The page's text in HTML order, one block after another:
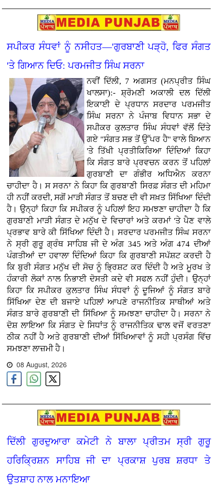
ਸਪੀਕਰ ਸੰਧਵਾਂ ਨੂੰ ਨਸੀਹਤ—'ਗੁਰਬਾਣੀ ਪੜ੍ਹੋ, ਫਿਰ ਸੰਗਤ
'ਤੇ ਗਿਆਨ ਦਿਓ: ਪਰਮਜੀਤ ਸਿੰਘ ਸਰਨਾ
ਨਵੀਂ ਦਿੱਲੀ, 7 ਅਗਸਤ (ਮਨਪ੍ਰੀਤ ਸਿੰਘ
ਖਾਲਸਾ):- ਸ਼੍ਰੋਮਣੀ ਅਕਾਲੀ ਦਲ ਦਿੱਲੀ
ਇਕਾਈ ਦੇ ਪ੍ਰਧਾਨ ਸਰਦਾਰ ਪਰਮਜੀਤ
ਸਿੰਘ ਸਰਨਾ ਨੇ ਪੰਜਾਬ ਵਿਧਾਨ ਸਭਾ ਦੇ
ਸਪੀਕਰ ਕੁਲਤਾਰ ਸਿੰਘ ਸੰਧਵਾਂ ਵੱਲੋਂ ਦਿੱਤੇ
ਗਏ "ਸੰਗਤ ਸਭ ਤੋਂ ਉੱਪਰ ਹੈ" ਵਾਲੇ ਬਿਆਨ
'ਤੇ ਤਿੱਖੀ ਪ੍ਰਤੀਕਿਰਿਆ ਦਿੰਦਿਆਂ ਕਿਹਾ
ਕਿ ਸੰਗਤ ਬਾਰੇ ਪ੍ਰਵਚਨ ਕਰਨ ਤੋਂ ਪਹਿਲਾਂ
ਗੁਰਬਾਣੀ ਦਾ ਗੰਭੀਰ ਅਧਿਐਨ ਕਰਨਾ
ਚਾਹੀਦਾ ਹੈ। ਸ ਸਰਨਾ ਨੇ ਕਿਹਾ ਕਿ ਗੁਰਬਾਣੀ ਸਿਰਫ਼ ਸੰਗਤ ਦੀ ਮਹਿਮਾ
ਹੀ ਨਹੀਂ ਕਰਦੀ, ਸਗੋਂ ਮਾੜੀ ਸੰਗਤ ਤੋਂ ਬਚਣ ਦੀ ਵੀ ਸਖ਼ਤ ਸਿੱਖਿਆ ਦਿੰਦੀ
ਹੈ। ਉਨ੍ਹਾਂ ਕਿਹਾ ਕਿ ਸਪੀਕਰ ਨੂੰ ਪਹਿਲਾਂ ਇਹ ਸਮਝਣਾ ਚਾਹੀਦਾ ਹੈ ਕਿ
ਗੁਰਬਾਣੀ ਮਾੜੀ ਸੰਗਤ ਦੇ ਮਨੁੱਖ ਦੇ ਵਿਚਾਰਾਂ ਅਤੇ ਕਰਮਾਂ 'ਤੇ ਪੈਣ ਵਾਲੇ
ਪ੍ਰਭਾਵ ਬਾਰੇ ਕੀ ਸਿੱਖਿਆ ਦਿੰਦੀ ਹੈ। ਸਰਦਾਰ ਪਰਮਜੀਤ ਸਿੰਘ ਸਰਨਾ
ਨੇ ਸ੍ਰੀ ਗੁਰੂ ਗ੍ਰੰਥ ਸਾਹਿਬ ਜੀ ਦੇ ਅੰਗ 345 ਅਤੇ ਅੰਗ 474 ਦੀਆਂ
ਪੰਗਤੀਆਂ ਦਾ ਹਵਾਲਾ ਦਿੰਦਿਆਂ ਕਿਹਾ ਕਿ ਗੁਰਬਾਣੀ ਸਪੱਸ਼ਟ ਕਰਦੀ ਹੈ
ਕਿ ਬੁਰੀ ਸੰਗਤ ਮਨੁੱਖ ਦੀ ਸੋਚ ਨੂੰ ਭ੍ਰਿਸ਼ਟ ਕਰ ਦਿੰਦੀ ਹੈ ਅਤੇ ਮੂਰਖ ਤੇ
ਹੰਕਾਰੀ ਲੋਕਾਂ ਨਾਲ ਨਿਭਾਈ ਦੋਸਤੀ ਕਦੇ ਵੀ ਸਫਲ ਨਹੀਂ ਹੁੰਦੀ। ਉਨ੍ਹਾਂ
ਕਿਹਾ ਕਿ ਸਪੀਕਰ ਕੁਲਤਾਰ ਸਿੰਘ ਸੰਧਵਾਂ ਨੂੰ ਦੂਜਿਆਂ ਨੂੰ ਸੰਗਤ ਬਾਰੇ
ਸਿੱਖਿਆ ਦੇਣ ਦੀ ਬਜਾਏ ਪਹਿਲਾਂ ਆਪਣੇ ਰਾਜਨੀਤਿਕ ਸਾਥੀਆਂ ਅਤੇ
ਸੰਗਤ ਬਾਰੇ ਗੁਰਬਾਣੀ ਦੀ ਸਿੱਖਿਆ ਨੂੰ ਸਮਝਣਾ ਚਾਹੀਦਾ ਹੈ। ਸਰਨਾ ਨੇ
ਦੋਸ਼ ਲਾਇਆ ਕਿ ਸੰਗਤ ਦੇ ਸਿਧਾਂਤ ਨੂੰ ਰਾਜਨੀਤਿਕ ਢਾਲ ਵਜੋਂ ਵਰਤਣਾ
ਠੀਕ ਨਹੀਂ ਹੈ ਅਤੇ ਗੁਰਬਾਣੀ ਦੀਆਂ ਸਿੱਖਿਆਵਾਂ ਨੂੰ ਸਹੀ ਪ੍ਰਸੰਗ ਵਿੱਚ
ਸਮਝਣਾ ਲਾਜ਼ਮੀ ਹੈ।
08 August, 2026
ਦਿੱਲੀ ਗੁਰਦੁਆਰਾ ਕਮੇਟੀ ਨੇ ਬਾਲਾ ਪ੍ਰੀਤਮ ਸ੍ਰੀ ਗੁਰੂ
ਹਰਿਕ੍ਰਿਸ਼ਨ ਸਾਹਿਬ ਜੀ ਦਾ ਪ੍ਰਕਾਸ਼ ਪੁਰਬ ਸ਼ਰਧਾ ਤੇ
ਉਤਸ਼ਾਹ ਨਾਲ ਮਨਾਇਆ